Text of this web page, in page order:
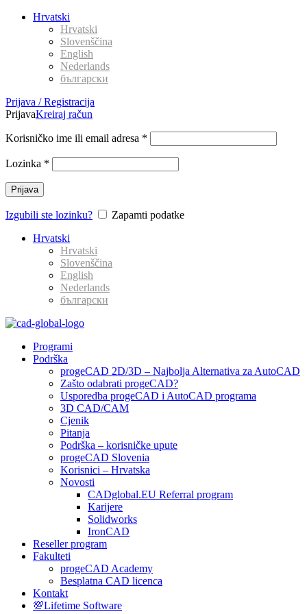
Hrvatski
Hrvatski
Slovenščina
English
Nederlands
български
Prijava / Registracija
PrijavaKreiraj račun
Korisničko ime ili email adresa *
Lozinka *
Prijava
Izgubili ste lozinku?
Zapamti podatke
Hrvatski
Hrvatski
Slovenščina
English
Nederlands
български
Programi
Podrška
progeCAD 2D/3D – Najbolja Alternativa za AutoCAD
Zašto odabrati progeCAD?
Usporedba progeCAD i AutoCAD programa
3D CAD/CAM
Cjenik
Pitanja
Podrška – korisničke upute
progeCAD Slovenia
Korisnici – Hrvatska
Novosti
CADglobal.EU Referral program
Karijere
Solidworks
IronCAD
Reseller program
Fakulteti
progeCAD Academy
Besplatna CAD licenca
Kontakt
💯Lifetime Software